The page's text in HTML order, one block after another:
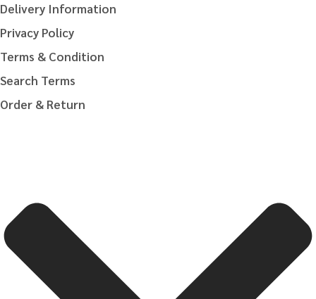
Delivery Information
Privacy Policy
Terms & Condition
Search Terms
Order & Return